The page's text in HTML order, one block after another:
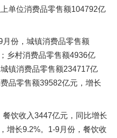
单位消费品零售额104792亿
份，城镇消费品零售额
乡村消费品零售额4936亿
镇消费品零售额234717亿
品零售额39582亿元，增长
饮收入3447亿元，同比增长
增长9.2%。1-9月份，餐饮收